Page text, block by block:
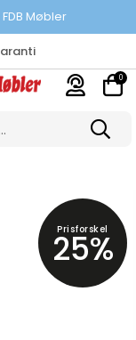
Møbler
webshop
0
Prisforskel
25%